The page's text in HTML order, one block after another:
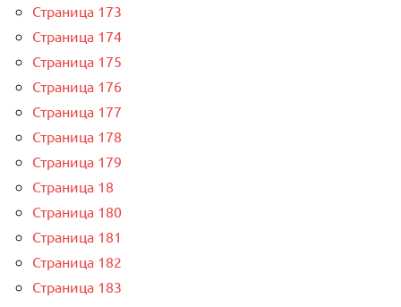
Страница 173
Страница 174
Страница 175
Страница 176
Страница 177
Страница 178
Страница 179
Страница 18
Страница 180
Страница 181
Страница 182
Страница 183